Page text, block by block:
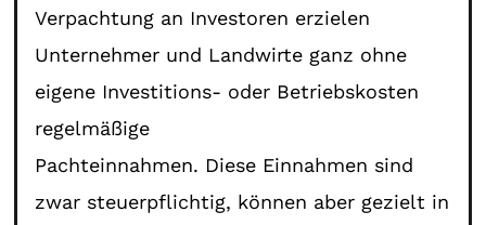
Verpachtung an Investoren erzielen
Unternehmer und Landwirte ganz ohne
eigene Investitions- oder Betriebskosten
regelmäßige
Pachteinnahmen. Diese Einnahmen sind
zwar steuerpflichtig, können aber gezielt in